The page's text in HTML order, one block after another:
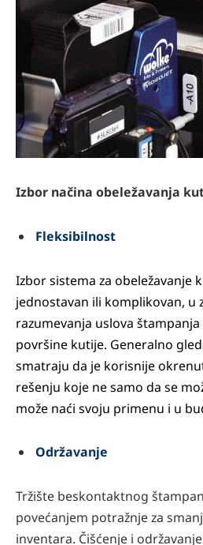
Izbor načina obeležavanja
Fleksibilnost
Izbor sistema za obeležavanje
jednostavan ili komplikovan, u
razumevanja uslova
površine kutije. Generalno
smatraju da je korisnije
rešenju koje ne samo da se
može naći svoju primenu i u
Održavanje
Tržište beskontaktnog
povećanjem potražnje za
inventara. Čišćenje i